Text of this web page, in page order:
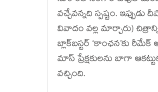
వచ్చేవన్నది స్పష్టం.
వివాదం వల్ల మార్చారు)
‌బ్లాక్‌బస్టర్ ‘కాంఛన’కు
మాస్ ప్రేక్షకులను బాగా
వచ్చింది.